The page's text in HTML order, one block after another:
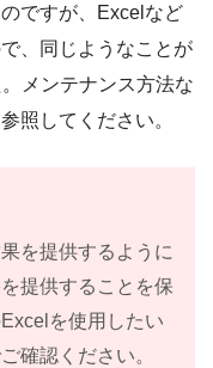
ですが、Excelなど
、同じようなことが
メンテナンス方法な
照してください。
を提供するように
提供することを保
を使用したい
確認ください。